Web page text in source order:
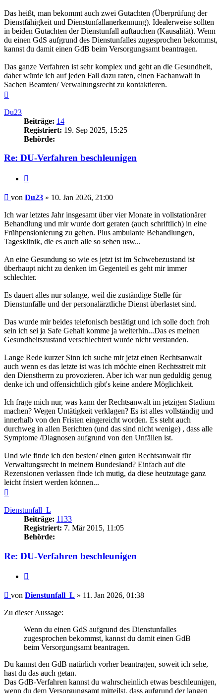
Das heißt, man bekommt auch zwei Gutachten (Überprüfung der
Dienstfähigkeit und Dienstunfallanerkennung). Idealerweise sollten
in beiden Gutachten der Dienstunfall auftauchen (Kausalität). Wenn
du einen GdS aufgrund des Dienstunfalles zugesprochen bekommst,
kannst du damit einen GdB beim Versorgungsamt beantragen.
Das ganze Verfahren ist sehr komplex und geht an die Gesundheit,
daher würde ich auf jeden Fall dazu raten, einen Fachanwalt in
Sachen Beamten/ Verwaltungsrecht zu kontaktieren.
Du23
Beiträge: 14
Registriert: 19. Sep 2025, 15:25
Behörde:
Re: DU-Verfahren beschleunigen
Beitrag
von Du23 » 10. Jan 2026, 21:00
Ich war letztes Jahr insgesamt über vier Monate in vollstationärer
Behandlung und mir wurde dort geraten (auch schriftlich) in eine
Frühpensionierung zu gehen. Plus ambulante Behandlungen,
Tagesklinik, die es auch alle so sehen usw...
An eine Gesundung so wie es jetzt ist im Schwebezustand ist
überhaupt nicht zu denken im Gegenteil es geht mir immer
schlechter.
Es dauert alles nur solange, weil die zuständige Stelle für
Dienstunfälle und der personalärztliche Dienst überlastet sind.
Das wurde mir beides telefonisch bestätigt und ich solle doch froh
sein ich sei ja Safe Gehalt komme ja weiterhin...Das es meinen
Gesundheitszustand verschlechtert wurde nicht verstanden.
Lange Rede kurzer Sinn ich suche mir jetzt einen Rechtsanwalt
auch wenn es das letzte ist was ich möchte einen Rechtsstreit mit
den Dienstherrn zu provozieren. Aber ich war nun geduldig genug
denke ich und offensichtlich gibt's keine andere Möglichkeit.
Ich frage mich nur, was kann der Rechtsanwalt im jetzigen Stadium
machen? Wegen Untätigkeit verklagen? Es ist alles vollständig und
innerhalb von den Fristen eingereicht worden. Es steht auch
durchweg in allen Berichten (und das sind nicht wenige) , dass alle
Symptome /Diagnosen aufgrund von den Unfällen ist.
Und wie finde ich den besten/ einen guten Rechtsanwalt für
Verwaltungsrecht in meinem Bundesland? Einfach auf die
Rezensionen verlassen finde ich mutig, da diese heutzutage ganz
leicht frisiert werden können...
Dienstunfall_L
Beiträge: 1133
Registriert: 7. Mär 2015, 11:05
Behörde:
Re: DU-Verfahren beschleunigen
Beitrag
von Dienstunfall_L » 11. Jan 2026, 01:38
Zu dieser Aussage:
Wenn du einen GdS aufgrund des Dienstunfalles
zugesprochen bekommst, kannst du damit einen GdB
beim Versorgungsamt beantragen.
Du kannst den GdB natürlich vorher beantragen, soweit ich sehe,
hast du das auch getan.
Das GdB-Verfahren kannst du wahrscheinlich etwas beschleunigen,
wenn du dem Versorgungsamt mitteilst, dass aufgrund der langen